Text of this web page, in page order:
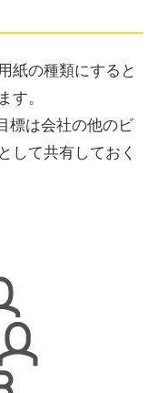
紙の種類にすると
す。
標は会社の他のビ
して共有しておく